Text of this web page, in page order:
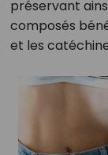
préservant
composés
et les